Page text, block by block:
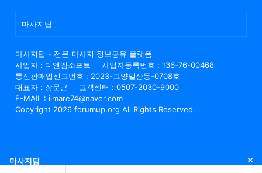
마사지탑
마사지탑 - 전문 마사지 정보공유 플랫폼
사업자 : 디앤엠소프트
사업자등록번호 : 136-76-00468
통신판매업신고번호 : 2023-고양일산동-0708호
대표자 : 장문근
고객센터 : 0507-2030-9000
E-MAIL : ilmare74@naver.com
Copyright 2026 forumup.org All Rights Reserved.
마사지탑 닫